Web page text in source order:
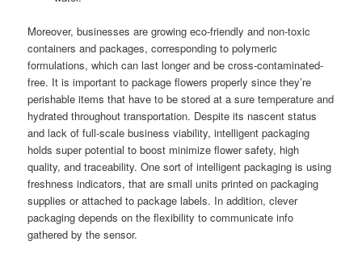
Moreover, businesses are growing eco-friendly and non-toxic
containers and packages, corresponding to polymeric
formulations, which can last longer and be cross-contaminated-
free. It is important to package flowers properly since they’re
perishable items that have to be stored at a sure temperature and
hydrated throughout transportation. Despite its nascent status
and lack of full-scale business viability, intelligent packaging
holds super potential to boost minimize flower safety, high
quality, and traceability. One sort of intelligent packaging is using
freshness indicators, that are small units printed on packaging
supplies or attached to package labels. In addition, clever
packaging depends on the flexibility to communicate info
gathered by the sensor.